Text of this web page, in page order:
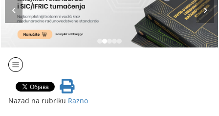
Nazad na rubriku Razno